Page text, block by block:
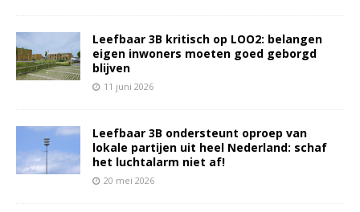
Leefbaar 3B kritisch op LOO2: belangen
eigen inwoners moeten goed geborgd
blijven
11 juni 2026
Leefbaar 3B ondersteunt oproep van
lokale partijen uit heel Nederland: schaf
het luchtalarm niet af!
20 mei 2026